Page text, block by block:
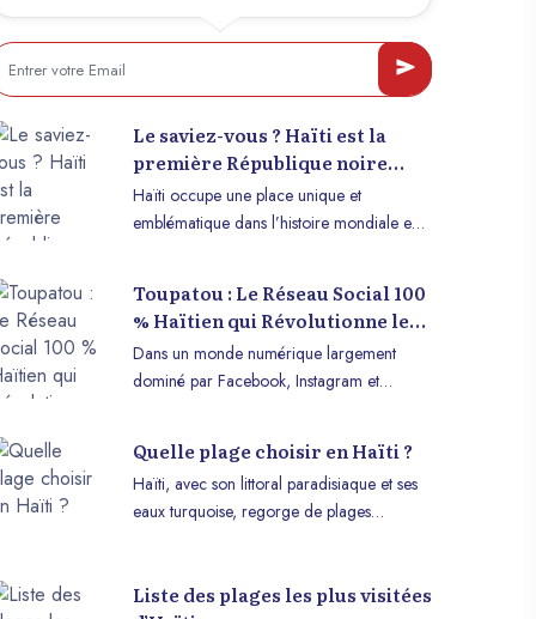
travers une galerie
droits sur Haïti !
Le saviez-vous ? Haïti est la
première République noire
indépendante
Haïti occupe une place unique et
emblématique dans l’histoire mondiale en
dans les annales du monde, est une source
de fierté pour le peuple haïtien et une
inspiration pour les mouvements de liberté
et d’égalité à travers les siècles.
ont conduit à cette prouesse historique et
son impact sur la scène internationale.
Toupatou : Le Réseau Social 100
% Haïtien qui Révolutionne le
Numérique Local
Dans un monde numérique largement
dominé par Facebook, Instagram et
un réseau social 100 % haïtien. Conçu par
un jeune talent local, ce projet incarne à la
fois l’ingéniosité des développeurs haïtiens
Quelle plage choisir en Haïti ?
Haïti, avec son littoral paradisiaque et ses
eaux turquoise, regorge de plages
découvertes naturelles. Que vous
Liste des plages les plus visitées